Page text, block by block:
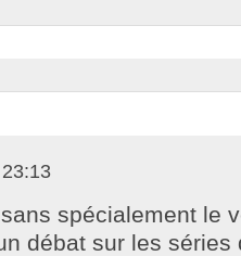
spécialement le
débat sur les séries